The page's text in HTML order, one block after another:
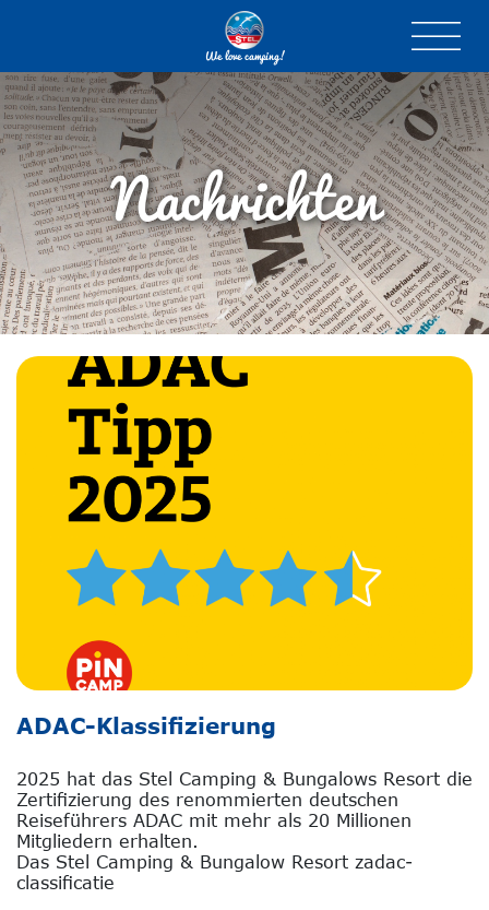
We love camping!
Nachrichten
ADAC-Klassifizierung
2025 hat das Stel Camping & Bungalows Resort die
Zertifizierung des renommierten deutschen
Reiseführers ADAC mit mehr als 20 Millionen
Mitgliedern erhalten.
Das Stel Camping & Bungalow Resort zadac-
classificatie